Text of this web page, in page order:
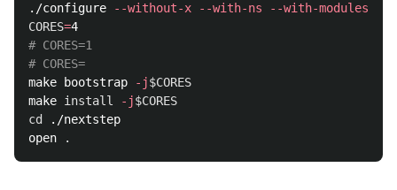
./configure
--without-x --with-ns
--with-modules
CORES=
# CORES=1
# CORES=
make bootstrap
-j$CORES
make install -j$CORES
cd
./nextstep
open
.